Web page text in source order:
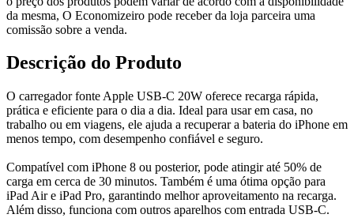
da mesma, O Economizeiro pode receber da loja parceira uma
comissão sobre a venda.
Descrição do Produto
O carregador fonte Apple USB-C 20W oferece recarga rápida,
prática e eficiente para o dia a dia. Ideal para usar em casa, no
trabalho ou em viagens, ele ajuda a recuperar a bateria do iPhone em
menos tempo, com desempenho confiável e seguro.
Compatível com iPhone 8 ou posterior, pode atingir até 50% de
carga em cerca de 30 minutos. Também é uma ótima opção para
iPad Air e iPad Pro, garantindo melhor aproveitamento na recarga.
Além disso, funciona com outros aparelhos com entrada USB-C.